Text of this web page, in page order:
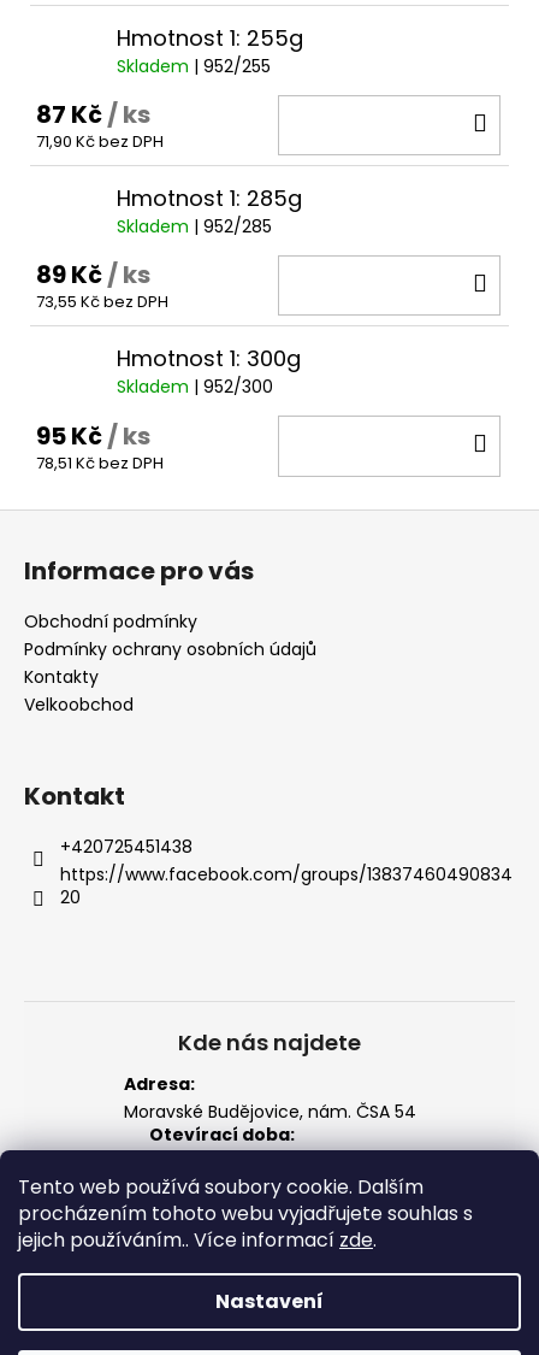
Tento web používá soubory cookie. Dalším
procházením tohoto webu vyjadřujete souhlas s
jejich používáním.. Více informací zde.
Nastavení
Hmotnost 1: 255g
Skladem | 952/255
87 Kč/ ks
71,90 Kč bez DPH
Hmotnost 1: 285g
Skladem | 952/285
89 Kč/ ks
73,55 Kč bez DPH
Hmotnost 1: 300g
Skladem | 952/300
95 Kč/ ks
78,51 Kč bez DPH
Z
Informace pro vás
Obchodní podmínky
Podmínky ochrany osobních údajů
Kontakty
Velkoobchod
Kontakt
+420725451438
https://www.facebook.com/groups/13837460490834
20
Kde nás najdete
Adresa:
Moravské Budějovice, nám. ČSA 54
Otevírací doba:
So: 8:00 – 12:00
Zobrazit na mapě